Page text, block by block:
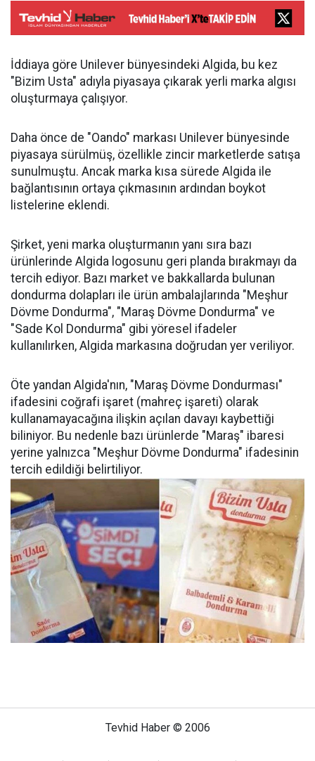
İddiaya göre Unilever bünyesindeki Algida, bu kez
"Bizim Usta" adıyla piyasaya çıkarak yerli marka algısı
oluşturmaya çalışıyor.
Daha önce de "Oando" markası Unilever bünyesinde
piyasaya sürülmüş, özellikle zincir marketlerde satışa
sunulmuştu. Ancak marka kısa sürede Algida ile
bağlantısının ortaya çıkmasının ardından boykot
listelerine eklendi.
Şirket, yeni marka oluşturmanın yanı sıra bazı
ürünlerinde Algida logosunu geri planda bırakmayı da
tercih ediyor. Bazı market ve bakkallarda bulunan
dondurma dolapları ile ürün ambalajlarında "Meşhur
Dövme Dondurma", "Maraş Dövme Dondurma" ve
"Sade Kol Dondurma" gibi yöresel ifadeler
kullanılırken, Algida markasına doğrudan yer veriliyor.
Öte yandan Algida'nın, "Maraş Dövme Dondurması"
ifadesini coğrafi işaret (mahreç işareti) olarak
kullanamayacağına ilişkin açılan davayı kaybettiği
biliniyor. Bu nedenle bazı ürünlerde "Maraş" ibaresi
yerine yalnızca "Meşhur Dövme Dondurma" ifadesinin
tercih edildiği belirtiliyor.
Tevhid Haber © 2006